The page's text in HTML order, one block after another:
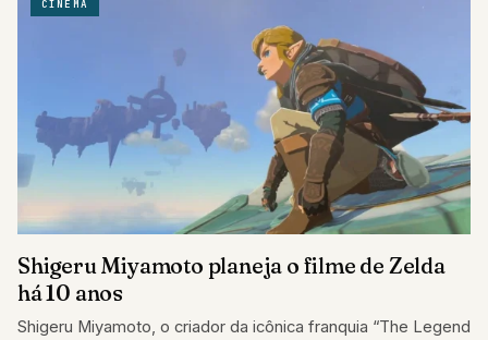
CINEMA
Shigeru Miyamoto planeja o filme de Zelda
há 10 anos
Shigeru Miyamoto, o criador da icônica franquia “The Legend